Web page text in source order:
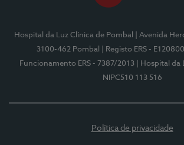
Hospital da Luz Clínica de Pombal
| Avenida
3100-462 Pombal
| Registo ERS - E120800
Funcionamento ERS - 7387/2013
| Hospital da
NIPC510 113 516
Política de privacidade